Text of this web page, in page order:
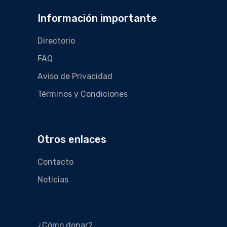
Información importante
Directorio
FAQ
Aviso de Privacidad
Términos y Condiciones
Otros enlaces
Contacto
Noticias